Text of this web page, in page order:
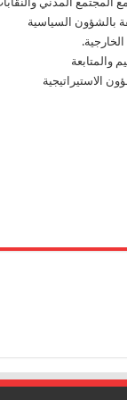
بالشؤون السياسية
والمتابعة
الاستيراتيجية